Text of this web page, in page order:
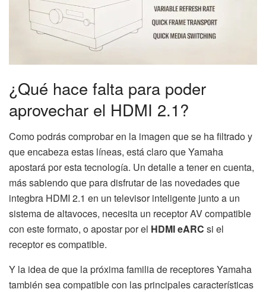
¿Qué hace falta para poder
aprovechar el HDMI 2.1?
Como podrás comprobar en la imagen que se ha filtrado y
que encabeza estas líneas, está claro que Yamaha
apostará por esta tecnología. Un detalle a tener en cuenta,
más sabiendo que para disfrutar de las novedades que
integbra HDMI 2.1 en un televisor inteligente junto a un
sistema de altavoces, necesita un receptor AV compatible
con este formato, o apostar por el HDMI eARC si el
receptor es compatible.
Y la idea de que la próxima familia de receptores Yamaha
también sea compatible con las principales características